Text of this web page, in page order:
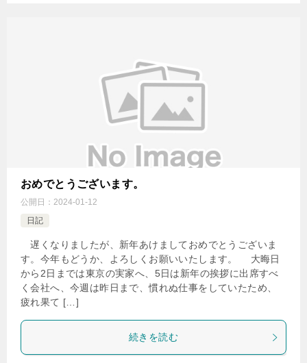
おめでとうございます。
公開日： 2024-01-12
日記
遅くなりましたが、新年あけましておめでとうございま
す。今年もどうか、よろしくお願いいたします。 大晦日
から2日までは東京の実家へ、5日は新年の挨拶に出席すべ
く会社へ、今週は昨日まで、慣れぬ仕事をしていたため、
疲れ果て […]
続きを読む